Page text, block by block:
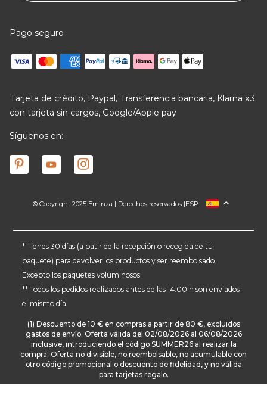
Pago seguro
Tarjeta de crédito, Paypal, Transferencia bancaria, Klarna x3
con tarjeta sin cargos, Google/Apple pay
Síguenos en:
© Copyright 2025 Eminza | Derechos reservados |
FRANCIA
ALEMANIA
PAÍSES BAJOS
ESP
* Tienes 30 días (a patir de la recepción o recogida de tu
paquete) para devolver los productos y ser reembolsado.
Excepto los paquetes voluminosos
** Todos los pedidos realizados antes de las 14:00 h son enviados
el mismo día
(1) Descuento de 10 € en compras a partir de 80 €, excluidos
gastos de envío. Oferta válida del 02/08/2026 al 06/08/2026
inclusive, introduciendo el código SUMMER26 al realizar la
compra. Oferta no divisible, no reembolsable, no acumulable con
otro código promocional o descuento de fidelidad, y no válida
para tarjetas regalo.